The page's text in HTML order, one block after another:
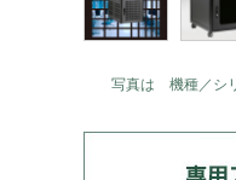
写真は 機種／シ